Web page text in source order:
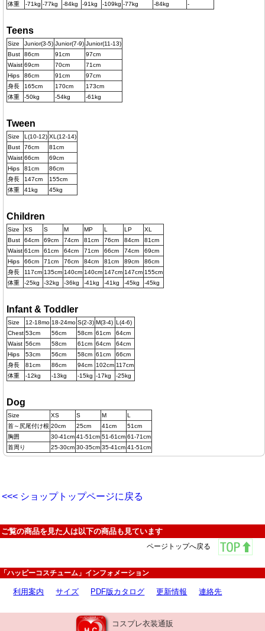
体重
-71kg -77kg -84kg -91kg -109kg -77kg -84kg -
Teens
Size Junior(3-5) Junior(7-9) Junior(11-13)
Bust
86cm 91cm
97cm
Waist 69cm 70cm
71cm
Hips
86cm 91cm
97cm
身長
165cm 170cm
173cm
体重
-50kg -54kg -61kg
Tween
Size L(10-12) XL(12-14)
Bust
76cm
81cm
Waist 66cm
69cm
Hips
81cm
86cm
身長
147cm
155cm
体重
41kg 45kg
Children
Size XS S M MP L LP
XL
Bust
64cm 69cm 74cm 81cm 76cm 84cm
81cm
Waist 61cm 61cm 64cm 71cm 66cm 74cm
69cm
Hips
66cm 71cm 76cm 84cm 81cm 89cm
86cm
身長
117cm 135cm 140cm 140cm 147cm 147cm 155cm
体重
-25kg -32kg -36kg -41kg -41kg -45kg -45kg
Infant & Toddler
Size 12-18mo 18-24mo S(2-3) M(3-4) L(4-6)
Chest 53cm 56cm 58cm 61cm
64cm
Waist 56cm 58cm 61cm 64cm
64cm
Hips
53cm 56cm 58cm 61cm
66cm
身長
81cm 86cm 94cm 102cm 117cm
体重
-12kg -13kg -15kg -17kg -25kg
Dog
Size XS S M
L
首～尻尾付け根 20cm 25cm 41cm
51cm
胸囲
30-41cm 41-51cm 51-61cm 61-71cm
首周り
25-30cm 30-35cm 35-41cm 41-51cm
<<< ショップトップページに戻る
ご覧の商品を見た人は以下の商品も見ています
ページトップへ戻る
「ハッピーコスチューム」インフォメーション
利用案内 サイズ PDF版カタログ 更新情報 連絡先
コスプレ衣装通販